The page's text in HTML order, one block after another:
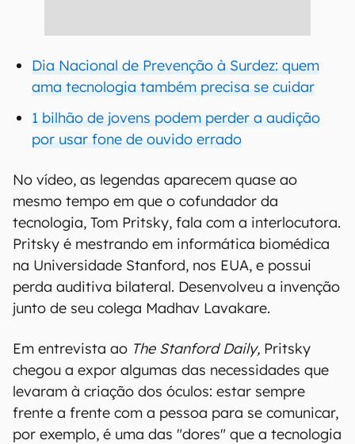
Dia Nacional de Prevenção à Surdez: quem
ama tecnologia também precisa se cuidar
1 bilhão de jovens podem perder a audição
por usar fone de ouvido errado
No vídeo, as legendas aparecem quase ao
mesmo tempo em que o cofundador da
tecnologia, Tom Pritsky, fala com a interlocutora.
Pritsky é mestrando em informática biomédica
na Universidade Stanford, nos EUA, e possui
perda auditiva bilateral. Desenvolveu a invenção
junto de seu colega Madhav Lavakare.
Em entrevista ao The Stanford Daily, Pritsky
chegou a expor algumas das necessidades que
levaram à criação dos óculos: estar sempre
frente a frente com a pessoa para se comunicar,
por exemplo, é uma das "dores" que a tecnologia